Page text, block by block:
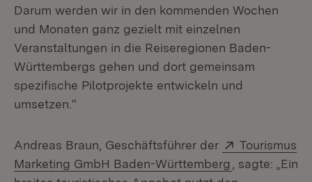
Darum werden wir in den kommenden Wochen
und Monaten ganz gezielt mit einzelnen
Veranstaltungen in die Reiseregionen Baden-
Württembergs gehen und dort gemeinsam
spezifische Pilotprojekte entwickeln und
umsetzen.“
Andreas Braun, Geschäftsführer der Extern:
Tourismus
Marketing GmbH Baden-Württemberg (Öffnet in
, sagte: „Ein